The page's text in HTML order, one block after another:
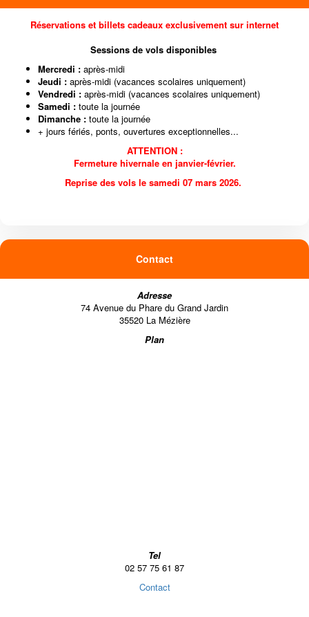
Réservations et billets cadeaux exclusivement sur internet
Sessions de vols disponibles
Mercredi : après-midi
Jeudi : après-midi (vacances scolaires uniquement)
Vendredi : après-midi (vacances scolaires uniquement)
Samedi : toute la journée
Dimanche : toute la journée
+ jours fériés, ponts, ouvertures exceptionnelles...
ATTENTION :
Fermeture hivernaleen janvier-février.
Reprise des vols le samedi 07 mars 2026.
Contact
Adresse
74 Avenue du Phare du Grand Jardin
35520 La Mézière
Plan
Tel
02 57 75 61 87
Contact